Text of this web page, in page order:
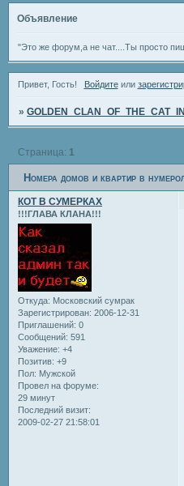
Объявление
"Это же форум,а не чат....Ты просто
Привет, Гость! Войдитеили
»
Номера домов и квартир в
Страница: 1
КОТ В СУМЕРКАХ
!!!ГЛАВА КЛАНА!!!
Откуда: Московский сумрак
Зарегистрирован: 2006-12-31
Приглашений: 0
Сообщений: 591
Уважение: +4
Позитив: +9
Пол: Мужской
Провел на форуме:
29 минут
Последний визит:
2009-02-27 21:58:01